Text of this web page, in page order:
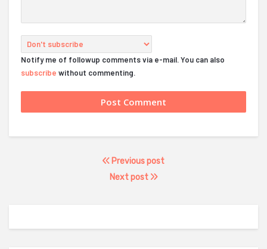
Notify me of followup comments via e-mail. You can also
subscribe without commenting.
Previous post
Next post